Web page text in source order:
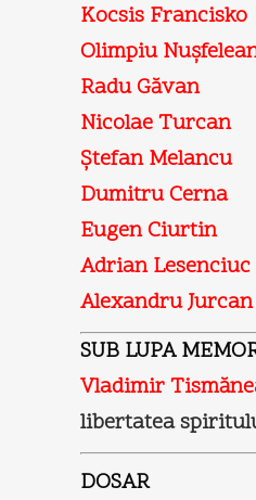
Kocsis Francisko
Olimpiu
Radu Găvan
Nicolae Turcan
Ştefan Melancu
Dumitru Cerna
Eugen Ciurtin
Adrian Lesenciuc
Alexandru Jurcan
SUB LUPA
Vladimir
libertatea
DOSAR